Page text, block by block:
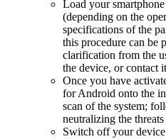
Load your
(depending on the
specifications of the
this procedure can be
clarification from the
the device, or contact
Once you have
for Android onto the
scan of the system;
neutralizing the
Switch off your